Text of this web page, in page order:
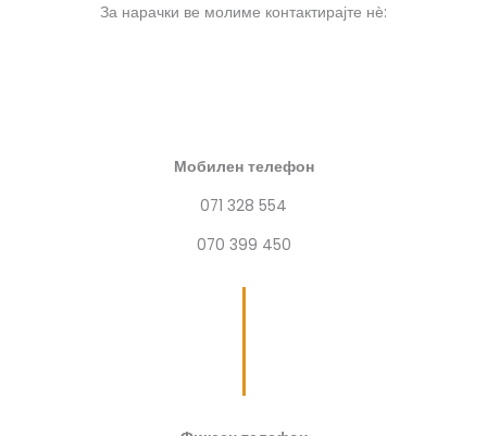
За нарачки ве молиме контактирајте нѐ:
Мобилен телефон
071 328 554
070 399 450